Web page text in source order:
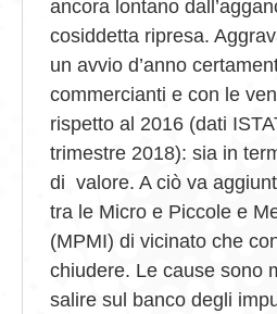
ancora lontano
cosiddetta ripresa.
un avvio d’anno
commercianti e con le
rispetto al 2016 (dati
trimestre 2018): sia in
di valore. A ciò va
tra le Micro e Piccole e
(MPMI) di vicinato che
chiudere. Le cause sono
salire sul banco degli